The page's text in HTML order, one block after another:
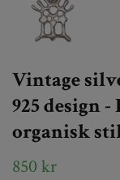
Vintage
925 design
organisk
850 kr